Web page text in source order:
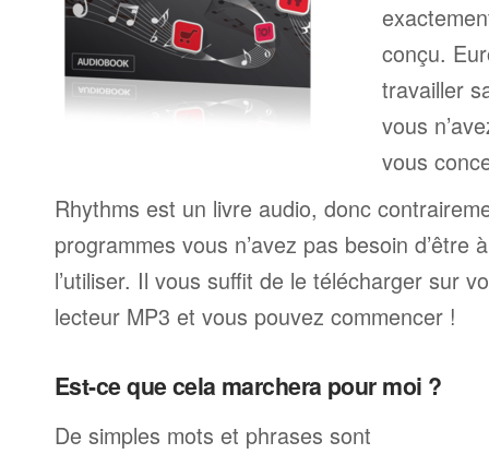
conçu.
travailler
vous
vous
Rhythms est un livre audio, donc
programmes vous n’avez pas besoin d’être
l’utiliser. Il vous suffit de le télécharger sur
lecteur MP3 et vous pouvez commencer !
Est-ce que cela marchera pour moi ?
De simples mots et phrases sont